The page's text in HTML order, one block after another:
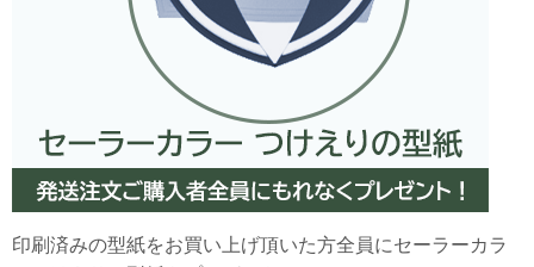
印刷済みの型紙をお買い上げ頂いた方全員にセーラーカラ